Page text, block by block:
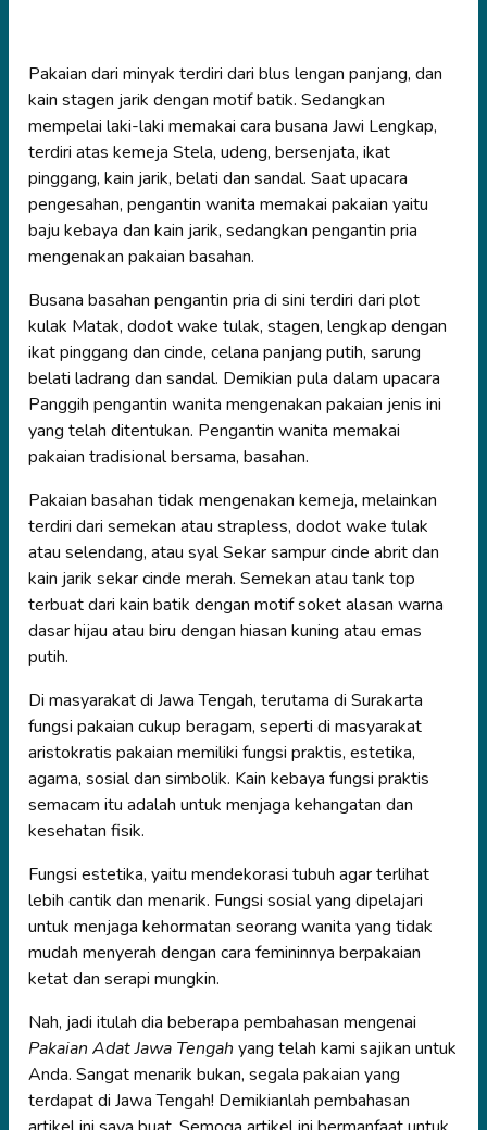
Pakaian dari minyak terdiri dari blus lengan panjang, dan
kain stagen jarik dengan motif batik. Sedangkan
mempelai laki-laki memakai cara busana Jawi Lengkap,
terdiri atas kemeja Stela, udeng, bersenjata, ikat
pinggang, kain jarik, belati dan sandal. Saat upacara
pengesahan, pengantin wanita memakai pakaian yaitu
baju kebaya dan kain jarik, sedangkan pengantin pria
mengenakan pakaian basahan.
Busana basahan pengantin pria di sini terdiri dari plot
kulak Matak, dodot wake tulak, stagen, lengkap dengan
ikat pinggang dan cinde, celana panjang putih, sarung
belati ladrang dan sandal. Demikian pula dalam upacara
Panggih pengantin wanita mengenakan pakaian jenis ini
yang telah ditentukan. Pengantin wanita memakai
pakaian tradisional bersama, basahan.
Pakaian basahan tidak mengenakan kemeja, melainkan
terdiri dari semekan atau strapless, dodot wake tulak
atau selendang, atau syal Sekar sampur cinde abrit dan
kain jarik sekar cinde merah. Semekan atau tank top
terbuat dari kain batik dengan motif soket alasan warna
dasar hijau atau biru dengan hiasan kuning atau emas
putih.
Di masyarakat di Jawa Tengah, terutama di Surakarta
fungsi pakaian cukup beragam, seperti di masyarakat
aristokratis pakaian memiliki fungsi praktis, estetika,
agama, sosial dan simbolik. Kain kebaya fungsi praktis
semacam itu adalah untuk menjaga kehangatan dan
kesehatan fisik.
Fungsi estetika, yaitu mendekorasi tubuh agar terlihat
lebih cantik dan menarik. Fungsi sosial yang dipelajari
untuk menjaga kehormatan seorang wanita yang tidak
mudah menyerah dengan cara femininnya berpakaian
ketat dan serapi mungkin.
Nah, jadi itulah dia beberapa pembahasan mengenai
Pakaian Adat Jawa Tengah yang telah kami sajikan untuk
Anda. Sangat menarik bukan, segala pakaian yang
terdapat di Jawa Tengah! Demikianlah pembahasan